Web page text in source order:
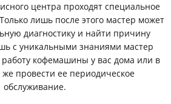
центра проходят специальное
лишь после этого мастер может
диагностику и найти причину
с уникальными знаниями мастер
работу кофемашины у вас дома или в
провести ее периодическое
обслуживание.